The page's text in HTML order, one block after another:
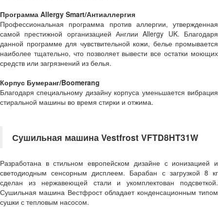
Программа Allergy Smart/Антиаллергия
Профессиональная программа против аллергии, утвержденная
самой престижной организацией Англии Allergy UK. Благодаря
данной программе для чувствительной кожи, белье промывается
наиболее тщательно, что позволяет вывести все остатки моющих
средств или загрязнений из белья.
Корпус Бумеранг/Boomerang
Благодаря специальному дизайну корпуса уменьшается вибрация
стиральной машины во время стирки и отжима.
Сушильная машина Vestfrost VFTD8HT31W
Разработана в стильном европейском дизайне с ионизацией и
светодиодным сенсорным дисплеем. Барабан с загрузкой 8 кг
сделан из нержавеющей стали и укомплектован подсветкой.
Сушильная машина Вестфрост обладает конденсационным типом
сушки с тепловым насосом.